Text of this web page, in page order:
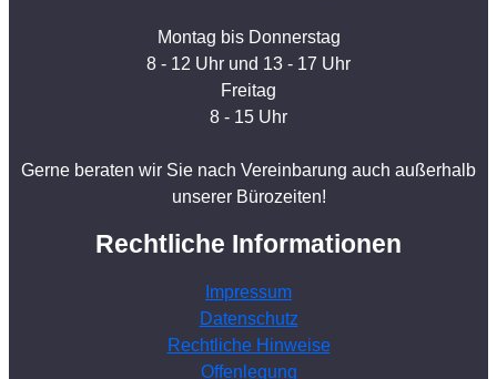
Montag bis Donnerstag
8 - 12 Uhr und 13 - 17 Uhr
Freitag
8 - 15 Uhr
Gerne beraten wir Sie nach Vereinbarung auch außerhalb
unserer Bürozeiten!
Rechtliche Informationen
Impressum
Datenschutz
Rechtliche Hinweise
Offenlegung